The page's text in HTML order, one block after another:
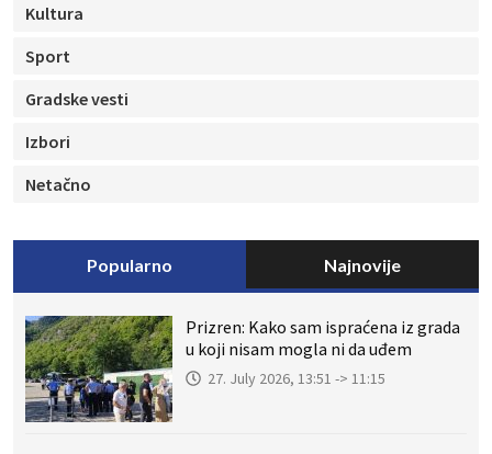
Kultura
Sport
Gradske vesti
Izbori
Netačno
Popularno Najnovije
Prizren: Kako sam ispraćena iz grada
u koji nisam mogla ni da uđem
27. July 2026, 13:51 -> 11:15